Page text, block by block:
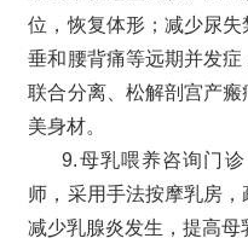
位，恢复体形；减少尿
垂和腰背痛等远期并发
联合分离、松解剖宫产
美身材。
9.母乳喂养咨询门
师，采用手法按摩乳房，
减少乳腺炎发生，提高母